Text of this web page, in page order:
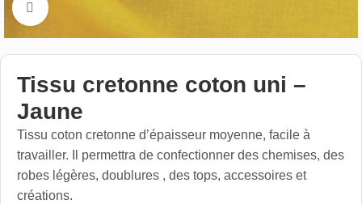
Cliquez pour aggrandir
Tissu cretonne coton uni –
Jaune
Tissu coton cretonne d’épaisseur moyenne, facile à
travailler. Il permettra de confectionner des chemises, des
robes légères, doublures , des tops, accessoires et
créations.